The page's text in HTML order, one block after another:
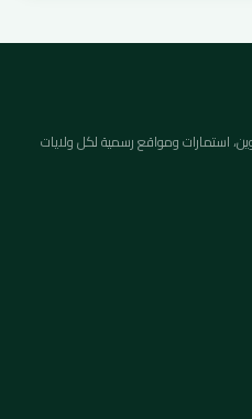
استمارات ومواقع رسمية لكل ولايات